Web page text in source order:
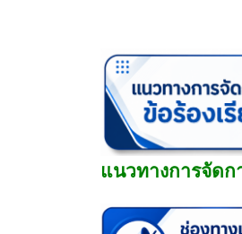
แนวทางการจัดก